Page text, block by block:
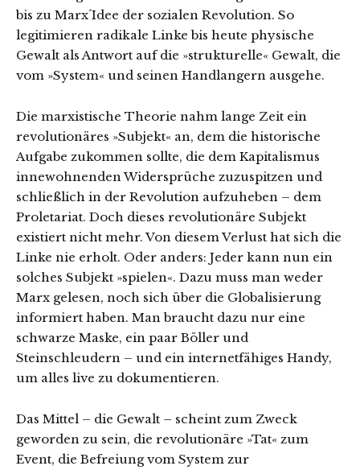
bis zu Marx´Idee der sozialen Revolution. So
legitimieren radikale Linke bis heute physische
Gewalt als Antwort auf die »strukturelle« Gewalt, die
vom »System« und seinen Handlangern ausgehe.
Die marxistische Theorie nahm lange Zeit ein
revolutionäres »Subjekt« an, dem die historische
Aufgabe zukommen sollte, die dem Kapitalismus
innewohnenden Widersprüche zuzuspitzen und
schließlich in der Revolution aufzuheben – dem
Proletariat. Doch dieses revolutionäre Subjekt
existiert nicht mehr. Von diesem Verlust hat sich die
Linke nie erholt. Oder anders: Jeder kann nun ein
solches Subjekt »spielen«. Dazu muss man weder
Marx gelesen, noch sich über die Globalisierung
informiert haben. Man braucht dazu nur eine
schwarze Maske, ein paar Böller und
Steinschleudern – und ein internetfähiges Handy,
um alles live zu dokumentieren.
Das Mittel – die Gewalt – scheint zum Zweck
geworden zu sein, die revolutionäre »Tat« zum
Event, die Befreiung vom System zur